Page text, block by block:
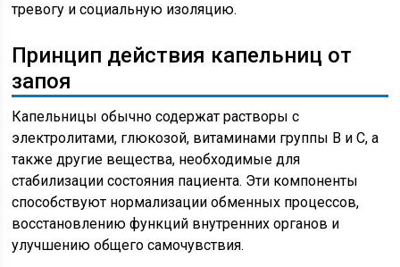
тревогу и социальную изоляцию.
Принцип действия капельниц от
запоя
Капельницы обычно содержат растворы с
электролитами, глюкозой, витаминами группы B и C, а
также другие вещества, необходимые для
стабилизации состояния пациента. Эти компоненты
способствуют нормализации обменных процессов,
восстановлению функций внутренних органов и
улучшению общего самочувствия.